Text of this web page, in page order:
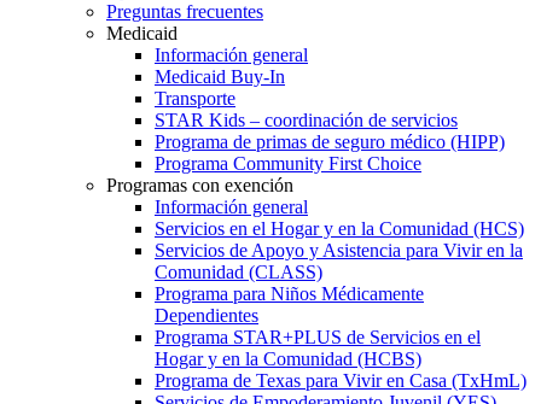
Preguntas frecuentes
Medicaid
Información general
Medicaid Buy-In
Transporte
STAR Kids – coordinación de servicios
Programa de primas de seguro médico (HIPP)
Programa Community First Choice
Programas con exención
Información general
Servicios en el Hogar y en la Comunidad (HCS)
Servicios de Apoyo y Asistencia para Vivir en la
Comunidad (CLASS)
Programa para Niños Médicamente
Dependientes
Programa STAR+PLUS de Servicios en el
Hogar y en la Comunidad (HCBS)
Programa de Texas para Vivir en Casa (TxHmL)